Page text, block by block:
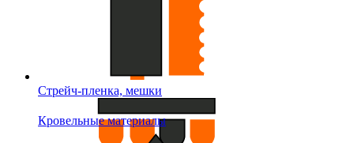
Стрейч-пленка, мешки
Кровельные материалы